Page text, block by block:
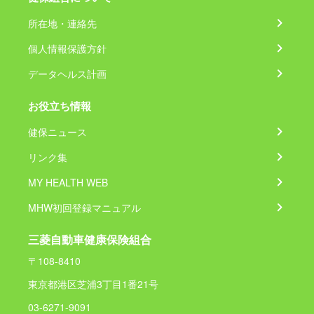
所在地・連絡先
個人情報保護方針
データヘルス計画
お役立ち情報
健保ニュース
リンク集
MY HEALTH WEB
MHW初回登録マニュアル
三菱自動車健康保険組合
〒108-8410
東京都港区芝浦3丁目1番21号
03-6271-9091